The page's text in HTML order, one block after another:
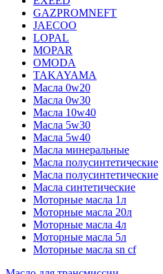
GAZPROMNEFT
JAECOO
LOPAL
MOPAR
OMODA
TAKAYAMA
Масла 0w20
Масла 0w30
Масла 10w40
Масла 5w30
Масла 5w40
Масла минеральные
Масла полусинтетические
Масла полусинтетические
Масла синтетические
Моторные масла 1л
Моторные масла 20л
Моторные масла 4л
Моторные масла 5л
Моторные масла sn cf